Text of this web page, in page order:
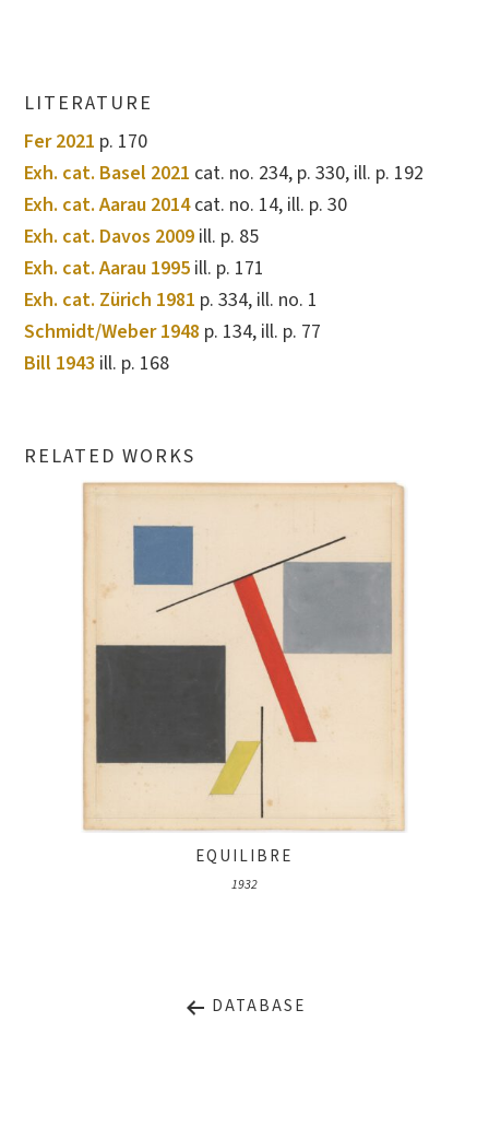
LITERATURE
Fer 2021 p. 170
Exh. cat. Basel 2021 cat. no. 234, p. 330, ill. p. 192
Exh. cat. Aarau 2014cat. no. 14, ill. p. 30
Exh. cat. Davos 2009 ill. p. 85
Exh. cat. Aarau 1995 ill. p. 171
Exh. cat. Zürich 1981 p. 334, ill. no. 1
Schmidt/Weber 1948 p. 134, ill. p. 77
Bill 1943 ill. p. 168
RELATED WORKS
EQUILIBRE
1932
DATABASE